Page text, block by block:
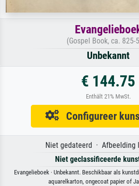
(Gospel Book, ca. 825-
Unbekannt
€ 144.75
Enthält 21% MwSt.
Configureer
Niet gedateerd · Afbeelding
Niet geclassificeerde
Evangelieboek · Unbekannt. Beschikbaar als
aquarelkarton, ongecoat papier of